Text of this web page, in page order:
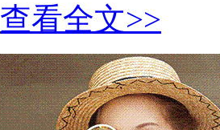
查看全文>>